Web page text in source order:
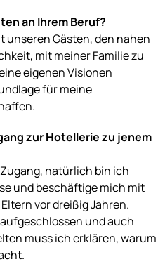
an Ihrem Beruf?
unseren Gästen, den nahen
mit meiner Familie zu
eigenen Visionen
für meine
zur Hotellerie zu jenem
natürlich bin ich
und beschäftige mich mit
vor dreißig Jahren.
und auch
muss ich erklären, warum